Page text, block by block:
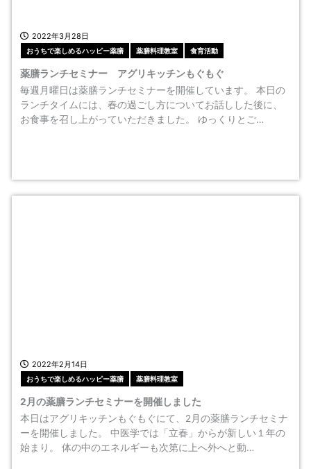
2022年3月28日
おうちで楽しめるハッピー薬膳 薬膳料理教室 食育活動
薬膳ランチセミナー アグリキッチンもぐもぐ
毎週月曜日は薬膳ランチセミナーを開催しています。 本日の
ランチタイムには、春の過ごし方についてお話しした後に、
お食事を召し上がっていただきました。 ゆっくりとご…
2022年2月14日
おうちで楽しめるハッピー薬膳 薬膳料理教室
2月の薬膳ランチセミナーを開催しました
本日はアグリキッチンもぐもぐにて、2月の薬膳ランチセミナ
ーを開催しました。 中医学では「立春」からが新しい１年の
始まり。 体の中のエネルギーも次第に上へ外へと動…